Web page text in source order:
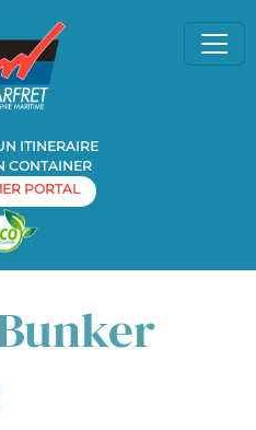
ITINERAIRE
CONTAINER
PORTAL
Recovery Bunker Surcharge